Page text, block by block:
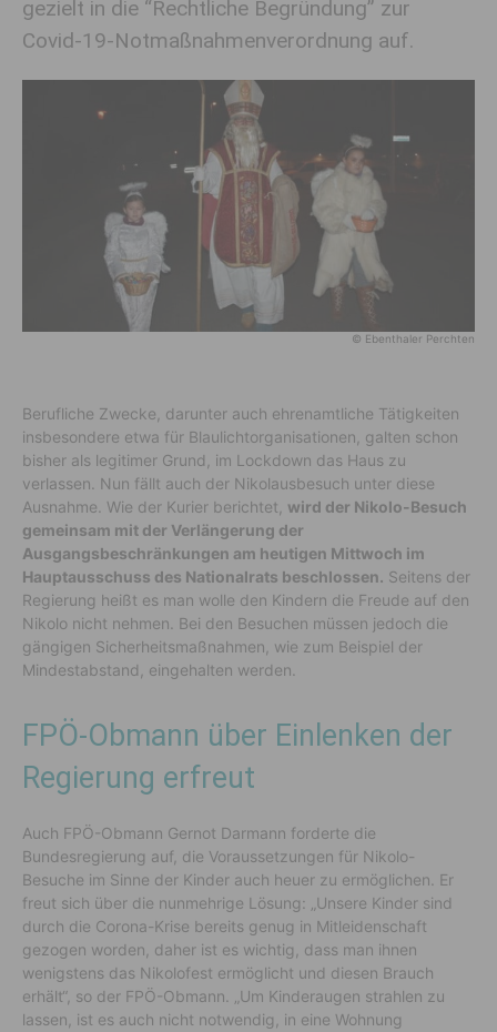
gezielt in die “Rechtliche Begründung” zur
Covid-19-Notmaßnahmenverordnung auf.
© Ebenthaler Perchten
Berufliche Zwecke, darunter auch ehrenamtliche Tätigkeiten
insbesondere etwa für Blaulichtorganisationen, galten schon
bisher als legitimer Grund, im Lockdown das Haus zu
verlassen. Nun fällt auch der Nikolausbesuch unter diese
Ausnahme. Wie der Kurier berichtet, wird der Nikolo-Besuch
gemeinsam mit der Verlängerung der
Ausgangsbeschränkungen am heutigen Mittwoch im
Hauptausschuss des Nationalrats beschlossen. Seitens der
Regierung heißt es man wolle den Kindern die Freude auf den
Nikolo nicht nehmen. Bei den Besuchen müssen jedoch die
gängigen Sicherheitsmaßnahmen, wie zum Beispiel der
Mindestabstand, eingehalten werden.
FPÖ-Obmann über Einlenken der
Regierung erfreut
Auch FPÖ-Obmann Gernot Darmann forderte die
Bundesregierung auf, die Voraussetzungen für Nikolo-
Besuche im Sinne der Kinder auch heuer zu ermöglichen. Er
freut sich über die nunmehrige Lösung: „Unsere Kinder sind
durch die Corona-Krise bereits genug in Mitleidenschaft
gezogen worden, daher ist es wichtig, dass man ihnen
wenigstens das Nikolofest ermöglicht und diesen Brauch
erhält“, so der FPÖ-Obmann. „Um Kinderaugen strahlen zu
lassen, ist es auch nicht notwendig, in eine Wohnung